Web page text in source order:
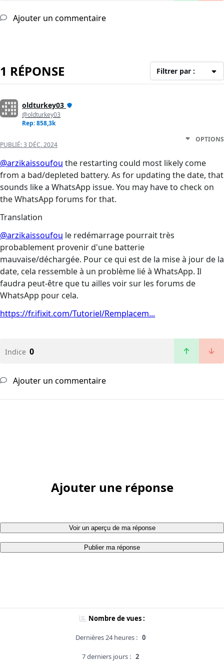
Ajouter un commentaire
1 RÉPONSE Filtrer par :
oldturkey03
@oldturkey03
Rep: 858,3k
PUBLIÉ:3 DÉC. 2024
OPTIONS
@arzikaissoufou the restarting could most likely come
from a bad/depleted battery. As for updating the date, that
sounds like a WhatsApp issue. You may have to check on
the WhatsApp forums for that.
Translation
@arzikaissoufou le redémarrage pourrait très
probablement provenir d'une batterie
mauvaise/déchargée. Pour ce qui est de la mise à jour de la
date, cela ressemble à un problème lié à WhatsApp. Il
faudra peut-être que tu ailles voir sur les forums de
WhatsApp pour cela.
https://fr.ifixit.com/Tutoriel/Remplacem...
Indice 0
Ajouter un commentaire
Ajouter une réponse
Voir un aperçu de ma réponse
Publier ma réponse
Nombre de vues :
Dernières 24 heures : 0
7 derniers jours : 2